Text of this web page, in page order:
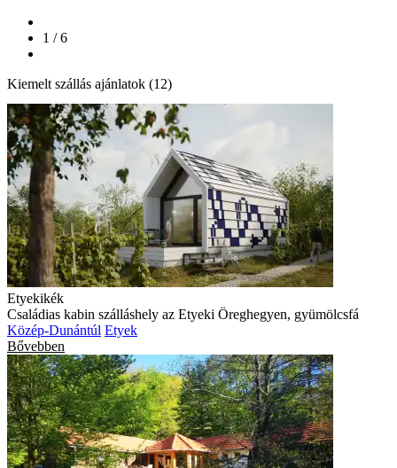
1 / 6
Kiemelt szállás ajánlatok (12)
Etyekikék
Családias kabin szálláshely az Etyeki Öreghegyen, gyümölcsfá
Közép-Dunántúl Etyek
Bővebben